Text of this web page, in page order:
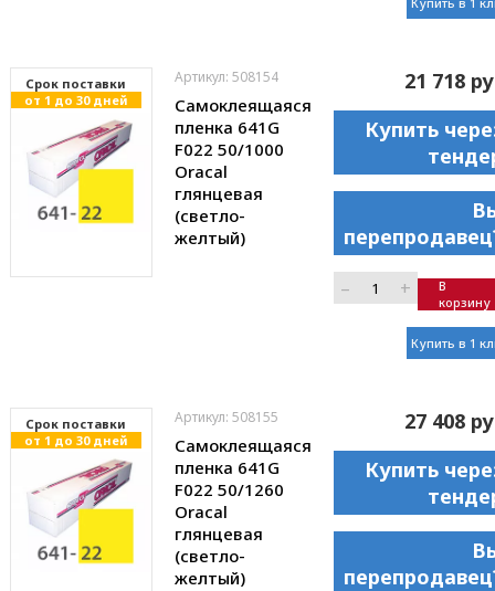
Cрок поставки
от 1 до 30 дней
Артикул: 508154
Самоклеящаяся
пленка 641G
F022 50/1000
Oracal
глянцевая
(светло-
желтый)
21 718
Купить
– +
В
корзину
Купить в 1
Cрок поставки
от 1 до 30 дней
Артикул: 508155
Самоклеящаяся
пленка 641G
F022 50/1260
Oracal
глянцевая
(светло-
желтый)
27 408
Купить